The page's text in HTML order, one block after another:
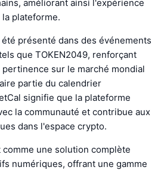
améliorant ainsi l'expérience
plateforme.
présenté dans des événements
que TOKEN2049, renforçant
sur le marché mondial
partie du calendrier
signifie que la plateforme
la communauté et contribue aux
dans l'espace crypto.
une solution complète
numériques, offrant une gamme